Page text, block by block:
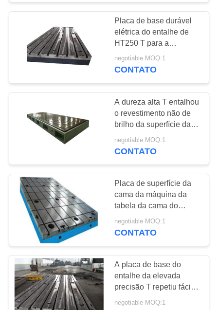
Placa de base do
entalhe de T
35
Ferramentas de
medição do granito
16
Base da máquina
do granito
Placa de base durável
elétrica do entalhe de
HT250 T para a
máquina de trituração da
linha do CNC
negotiable MOQ:1
CONTATO
A dureza alta T entalhou
o revestimento não de
brilho da superfície da
sucata da mão da placa
de assoalho
negotiable MOQ:1
CONTATO
Placa de superfície da
cama da máquina da
tabela da cama do
trabalho com
desempenho estável da
negotiable MOQ:1
CONTATO
A placa de base do
entalhe da elevada
precisão T repetiu fácil
útil à manutenção
negotiable MOQ:1